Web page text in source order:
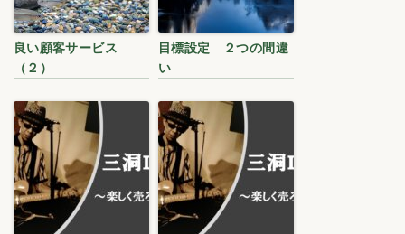
良い顧客サービス
（２）
目標設定 ２つの間違
い